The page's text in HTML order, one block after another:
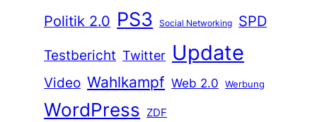
Politik 2.0 PS3 Social Networking
SPD
Testbericht Twitter Update
Video Wahlkampf Web 2.0 Werbung
WordPress ZDF